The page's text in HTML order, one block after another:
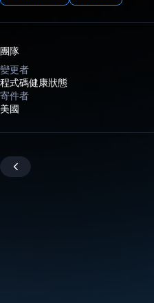
團隊
變更者
程式碼健康狀態
寄件者
美國